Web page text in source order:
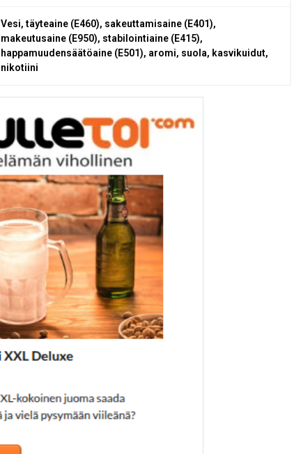
Vesi, täyteaine (E460), sakeuttamisaine (E401),
makeutusaine (E950), stabilointiaine (E415),
happamuudensäätöaine (E501), aromi, suola, kasvikuidut,
nikotiini